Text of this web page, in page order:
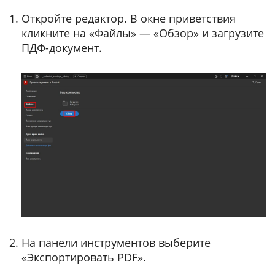
Откройте редактор. В окне приветствия
кликните на «Файлы» — «Обзор» и загрузите
ПДФ-документ.
На панели инструментов выберите
«Экспортировать PDF».